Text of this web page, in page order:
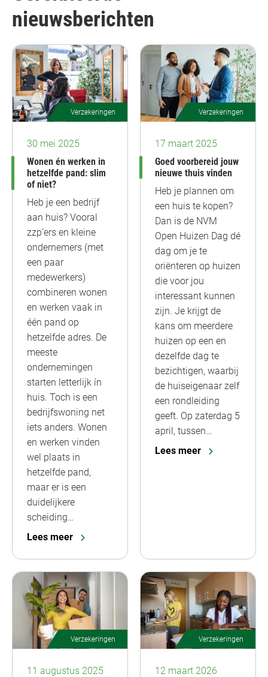
nieuwsberichten
Verzekeringen
30 mei 2025
Wonen én werken in
hetzelfde pand: slim
of niet?
Heb je een bedrijf
aan huis? Vooral
zzp’ers en kleine
ondernemers (met
een paar
medewerkers)
combineren wonen
en werken vaak in
één pand op
hetzelfde adres. De
meeste
ondernemingen
starten letterlijk ín
huis. Toch is een
bedrijfswoning net
iets anders. Wonen
en werken vinden
wel plaats in
hetzelfde pand,
maar er is een
duidelijkere
scheiding…
Lees meer
Verzekeringen
17 maart 2025
Goed voorbereid jouw
nieuwe thuis vinden
Heb je plannen om
een huis te kopen?
Dan is de NVM
Open Huizen Dag dé
dag om je te
oriënteren op huizen
die voor jou
interessant kunnen
zijn. Je krijgt de
kans om meerdere
huizen op een en
dezelfde dag te
bezichtigen, waarbij
de huiseigenaar zelf
een rondleiding
geeft. Op zaterdag 5
april, tussen…
Lees meer
Verzekeringen
11 augustus 2025
Verzekeringen
12 maart 2026